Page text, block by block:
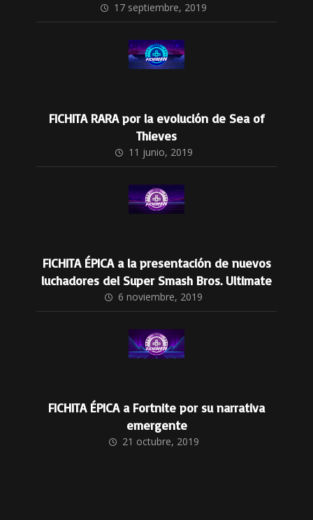
17 septiembre, 2019
FICHITA RARA por la evolución de Sea of
Thieves
11 junio, 2019
FICHITA ÉPICA a la presentación de nuevos
luchadores del Super Smash Bros. Ultimate
6 noviembre, 2019
FICHITA ÉPICA a Fortnite por su narrativa
emergente
21 octubre, 2019